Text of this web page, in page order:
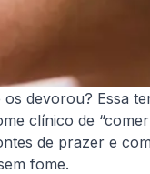
devorou? Essa
clínico de “comer
de prazer e
fome.